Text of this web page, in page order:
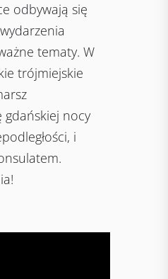
odbywają się
tematy. W
trójmiejskie
nocy
i